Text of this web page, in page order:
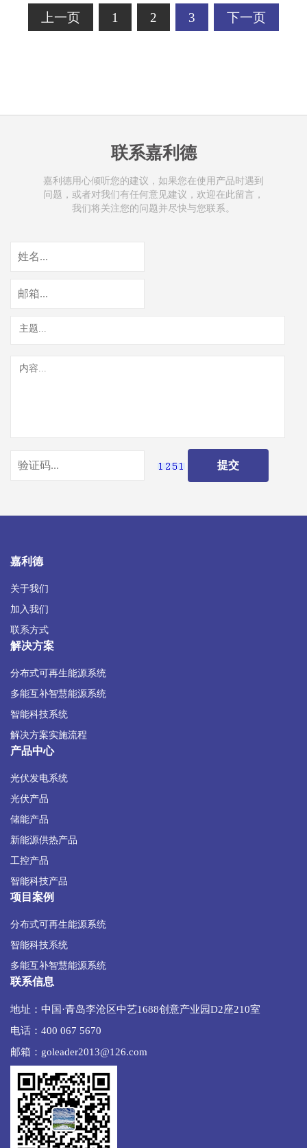
发自用，余电上网光伏发电系统所发电力优先供家庭
电器使用，剩余电力馈入国
上一页 1 2 3 下一页
联系嘉利德
嘉利德用心倾听您的建议，如果您在使用产品时遇到
问题，或者对我们有任何意见建议，欢迎在此留言，
我们将关注您的问题并尽快与您联系。
嘉利德
关于我们
加入我们
联系方式
解决方案
分布式可再生能源系统
多能互补智慧能源系统
智能科技系统
解决方案实施流程
产品中心
光伏发电系统
光伏产品
储能产品
新能源供热产品
工控产品
智能科技产品
项目案例
分布式可再生能源系统
智能科技系统
多能互补智慧能源系统
联系信息
地址：中国·青岛李沧区中艺1688创意产业园D2座210室
电话：400 067 5670
邮箱：goleader2013@126.com